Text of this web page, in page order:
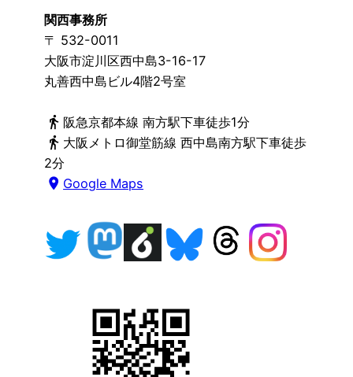
関西事務所
〒 532-0011
大阪市淀川区西中島3-16-17
丸善西中島ビル4階2号室
directions_walk 阪急京都本線 南方駅下車徒歩1分
directions_walk 大阪メトロ御堂筋線 西中島南方駅下車徒歩
2分
place Google Maps